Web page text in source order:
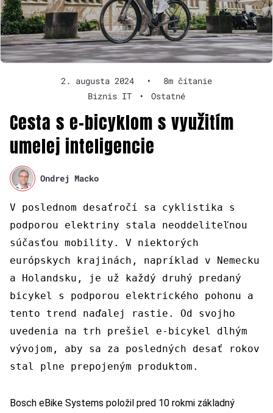
2. augusta 2024 •
8m čítanie
Biznis IT
• Ostatné
Cesta s e-bicyklom s využitím
umelej inteligencie
Ondrej Macko
V poslednom desaťročí sa cyklistika s
podporou elektriny stala neoddeliteľnou
súčasťou mobility. V niektorých
európskych krajinách, napríklad v Nemecku
a Holandsku, je už každý druhý predaný
bicykel s podporou elektrického pohonu a
tento trend naďalej rastie. Od svojho
uvedenia na trh prešiel e-bicykel dlhým
vývojom, aby sa za posledných desať rokov
stal plne prepojeným produktom.
Bosch eBike Systems položil pred 10 rokmi základný